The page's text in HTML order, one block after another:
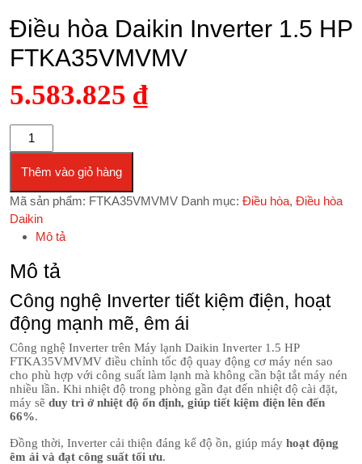
Điều hòa Daikin Inverter 1.5 HP
FTKA35VMVMV
5.583.825 ₫
Điều hòa Daikin Inverter 1.5 HP FTKA35VMVMV số lượng
Thêm vào giỏ hàng
Mã sản phẩm: FTKA35VMVMV Danh mục: Điều hòa, Điều hòa
Daikin
Mô tả
Mô tả
Công nghệ Inverter tiết kiệm điện, hoạt
động mạnh mẽ, êm ái
Công nghệ Inverter trên Máy lạnh Daikin Inverter 1.5 HP
FTKA35VMVMV điều chỉnh tốc độ quay động cơ máy nén sao
cho phù hợp với công suất làm lạnh mà không cần bật tắt máy nén
nhiều lần. Khi nhiệt độ trong phòng gần đạt đến nhiệt độ cài đặt,
máy sẽ duy trì ở nhiệt độ ổn định, giúp tiết kiệm điện lên đến
66%.
Đồng thời, Inverter cải thiện đáng kể độ ồn, giúp máy hoạt động
êm ái và đạt công suất tối ưu.